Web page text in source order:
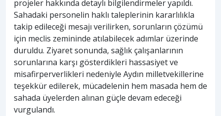
projeler hakkında detaylı bilgilendirmeler yapıldı.
Sahadaki personelin haklı taleplerinin kararlılıkla
takip edileceği mesajı verilirken, sorunların çözümü
için meclis zemininde atılabilecek adımlar üzerinde
duruldu. Ziyaret sonunda, sağlık çalışanlarının
sorunlarına karşı gösterdikleri hassasiyet ve
misafirperverlikleri nedeniyle Aydın milletvekillerine
teşekkür edilerek, mücadelenin hem masada hem de
sahada üyelerden alınan güçle devam edeceği
vurgulandı.